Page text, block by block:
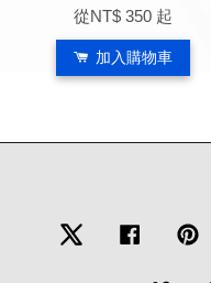
從NT$ 350 起
加入購物車
Twitter Facebook